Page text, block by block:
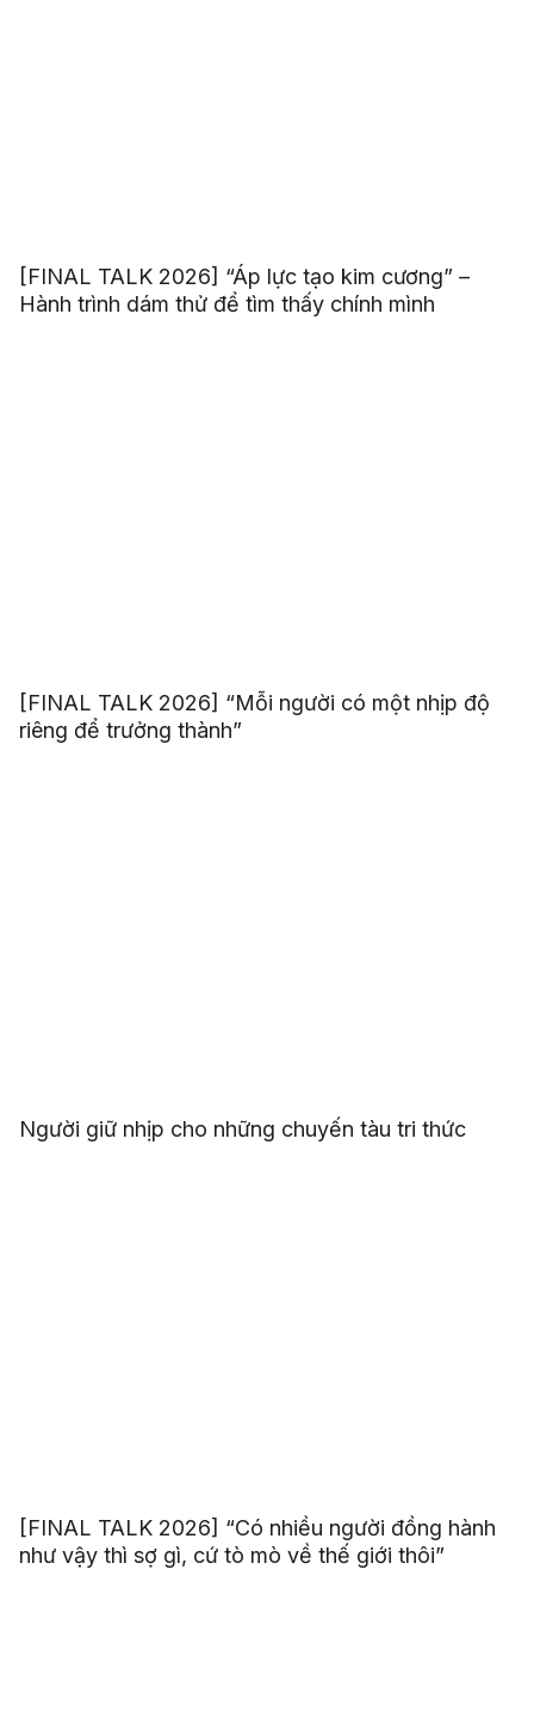
[FINAL TALK 2026] “Áp lực tạo kim cương” –
Hành trình dám thử để tìm thấy chính mình
[FINAL TALK 2026] “Mỗi người có một nhịp độ
riêng để trưởng thành”
Người giữ nhịp cho những chuyến tàu tri thức
[FINAL TALK 2026] “Có nhiều người đồng hành
như vậy thì sợ gì, cứ tò mò về thế giới thôi”